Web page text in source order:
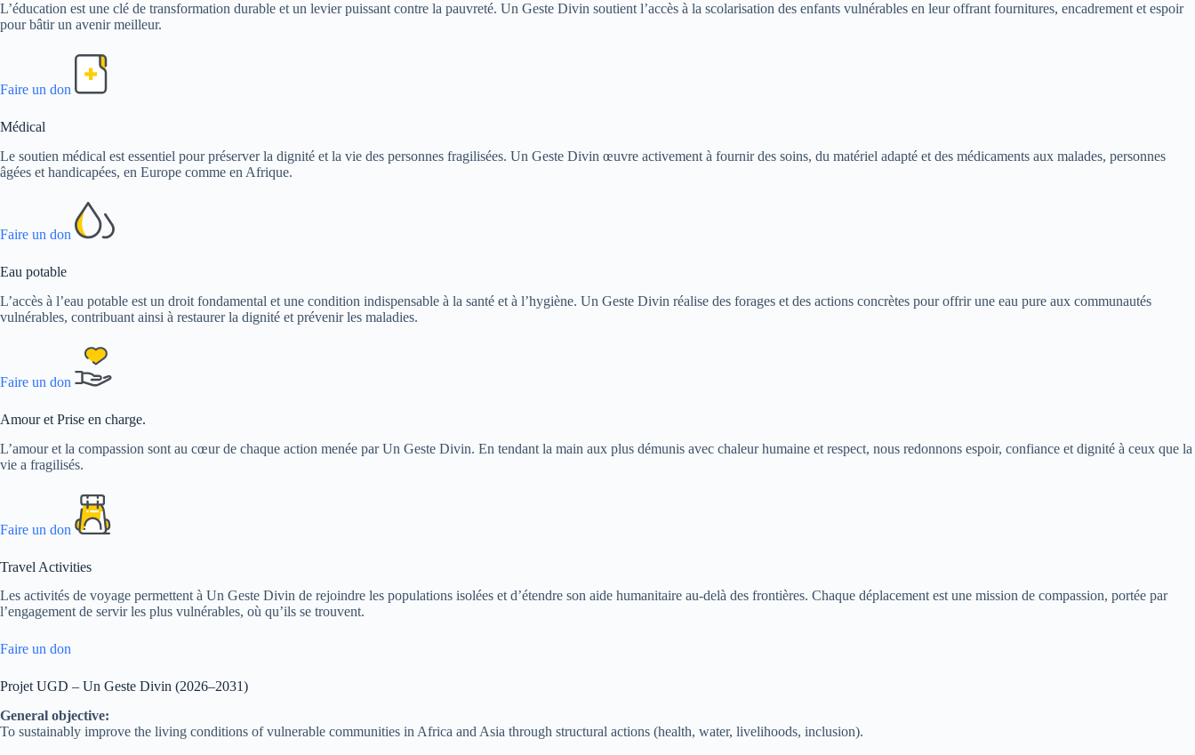
L’éducation est une clé de transformation durable et un levier puissant contre la pauvreté. Un Geste Divin soutient l’accès à la scolarisation des enfants vulnérables en leur offrant fournitures, encadrement et espoir
pour bâtir un avenir meilleur.
Faire un don
Médical
Le soutien médical est essentiel pour préserver la dignité et la vie des personnes fragilisées. Un Geste Divin œuvre activement à fournir des soins, du matériel adapté et des médicaments aux malades, personnes
âgées et handicapées, en Europe comme en Afrique.
Faire un don
Eau potable
L’accès à l’eau potable est un droit fondamental et une condition indispensable à la santé et à l’hygiène. Un Geste Divin réalise des forages et des actions concrètes pour offrir une eau pure aux communautés
vulnérables, contribuant ainsi à restaurer la dignité et prévenir les maladies.
Faire un don
Amour et Prise en charge.
L’amour et la compassion sont au cœur de chaque action menée par Un Geste Divin. En tendant la main aux plus démunis avec chaleur humaine et respect, nous redonnons espoir, confiance et dignité à ceux que la
vie a fragilisés.
Faire un don
Travel Activities
Les activités de voyage permettent à Un Geste Divin de rejoindre les populations isolées et d’étendre son aide humanitaire au-delà des frontières. Chaque déplacement est une mission de compassion, portée par
l’engagement de servir les plus vulnérables, où qu’ils se trouvent.
Faire un don
Projet UGD – Un Geste Divin (2026–2031)
General objective:
To sustainably improve the living conditions of vulnerable communities in Africa and Asia through structural actions (health, water, livelihoods, inclusion).